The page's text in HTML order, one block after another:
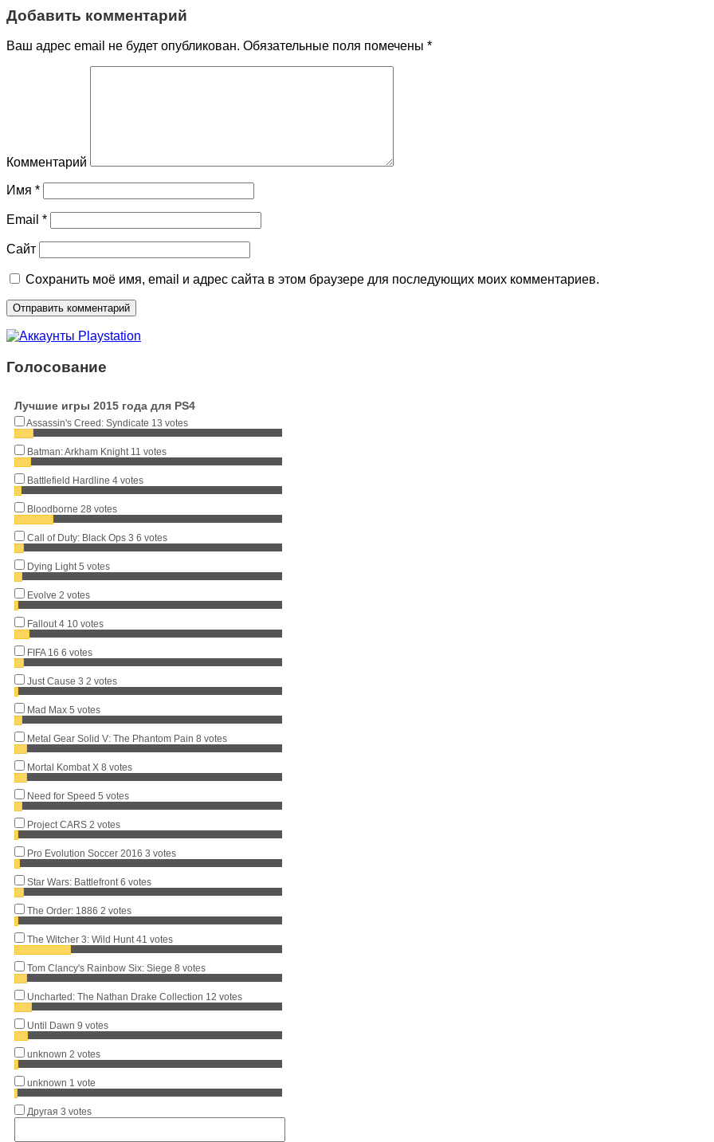
Добавить комментарий
Ваш адрес email не будет опубликован. Обязательные поля помечены *
Комментарий
Имя *
Email *
Сайт
Сохранить моё имя, email и адрес сайта в этом браузере для последующих моих комментариев.
Голосование
Лучшие игры 2015 года для PS4
Assassin's Creed: Syndicate 13 votes
Batman: Arkham Knight 11 votes
Battlefield Hardline 4 votes
Bloodborne 28 votes
Call of Duty: Black Ops 3 6 votes
Dying Light 5 votes
Evolve 2 votes
Fallout 4 10 votes
FIFA 16 6 votes
Just Cause 3 2 votes
Mad Max 5 votes
Metal Gear Solid V: The Phantom Pain 8 votes
Mortal Kombat X 8 votes
Need for Speed 5 votes
Project CARS 2 votes
Pro Evolution Soccer 2016 3 votes
Star Wars: Battlefront 6 votes
The Order: 1886 2 votes
The Witcher 3: Wild Hunt 41 votes
Tom Clancy's Rainbow Six: Siege 8 votes
Uncharted: The Nathan Drake Collection 12 votes
Until Dawn 9 votes
unknown 2 votes
unknown 1 vote
Другая 3 votes